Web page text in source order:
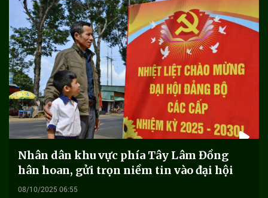
Nhân dân khu vực phía Tây Lâm Đồng
hân hoan, gửi trọn niềm tin vào đại hội
08/10/2025 06:55